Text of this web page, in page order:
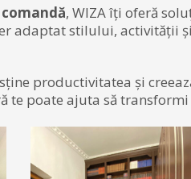
, WIZA îți oferă
adaptat stilului, activității
productivitatea și
te poate ajuta să